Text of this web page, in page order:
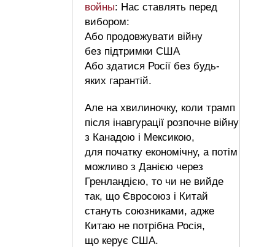
войны: Нас ставлять перед
вибором:
Або продовжувати війну
без підтримки США
Або здатися Росії без будь-
яких гарантій.
Але на хвилиночку, коли трамп
після інавгурації розпочне війну
з Канадою і Мексикою,
для початку економічну, а потім
можливо з Данією через
Гренландією, то чи не вийде
так, що Євросоюз і Китай
стануть союзниками, адже
Китаю не потрібна Росія,
що керує США.